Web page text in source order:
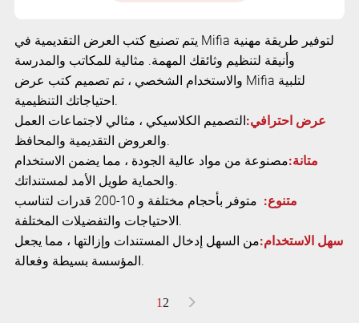
يتم تصنيع كتب العرض التقديمية في Mifia لتوفير طريقة مهنية
وأنيقة لتنظيم وثائقك المهمة. مثالية للمكاتب والمدرسة
والاستخدام الشخصي ، تم تصميم كتب عرض Mifia لتلبية
احتياجاتك التنظيمية.
عرض احترافي:التصميم الكلاسيكي ، مثالي لاجتماعات العمل
والعروض التقديمية والمحافظ.
متانة:مصنوعة من مواد عالية الجودة ، مما يضمن الاستخدام
والحماية طويل الأمد لمستنداتك.
متنوع:
متوفر بأحجام مختلفة و 10-200 قدرات لتناسب
الاحتياجات والتفضيلات المختلفة.
سهل الاستخدام:من السهل إدخال المستندات وإزالتها ، مما يجعل
المؤسسة بسيطة وفعالة.
1 2 >